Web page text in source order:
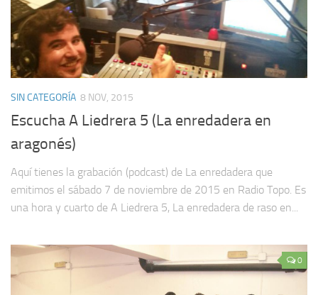
SIN CATEGORÍA 8 NOV, 2015
Escucha A Liedrera 5 (La enredadera en
aragonés)
Aquí tienes la grabación (podcast) de La enredadera que
emitimos el sábado 7 de noviembre de 2015 en Radio Topo. Es
una hora y cuarto de A Liedrera 5, La enredadera de raso en...
0